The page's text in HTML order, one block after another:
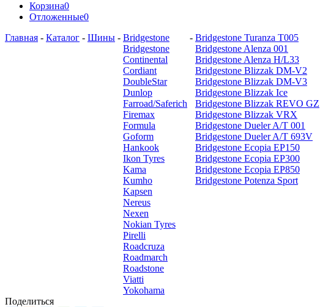
Корзина0
Отложенные0
Главная - Каталог - Шины - Bridgestone
Bridgestone
Continental
Cordiant
DoubleStar
Dunlop
Farroad/Saferich
Firemax
Formula
Goform
Hankook
Ikon Tyres
Kama
Kumho
Kapsen
Nereus
Nexen
Nokian Tyres
Pirelli
Roadcruza
Roadmarch
Roadstone
Viatti
Yokohama
- Bridgestone Turanza T005
Bridgestone Alenza 001
Bridgestone Alenza H/L33
Bridgestone Blizzak DM-V2
Bridgestone Blizzak DM-V3
Bridgestone Blizzak Ice
Bridgestone Blizzak REVO GZ
Bridgestone Blizzak VRX
Bridgestone Dueler A/T 001
Bridgestone Dueler A/T 693V
Bridgestone Ecopia EP150
Bridgestone Ecopia EP300
Bridgestone Ecopia EP850
Bridgestone Potenza Sport
Поделиться